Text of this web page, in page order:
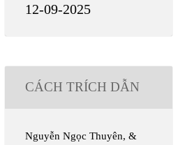
12-09-2025
CÁCH TRÍCH DẪN
Nguyễn Ngọc Thuyên, &